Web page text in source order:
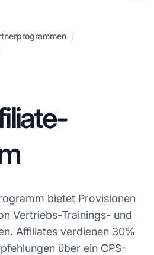
/
bietet Provisionen
Vertriebs-Trainings- und
Affiliates verdienen 30%
über ein CPS-